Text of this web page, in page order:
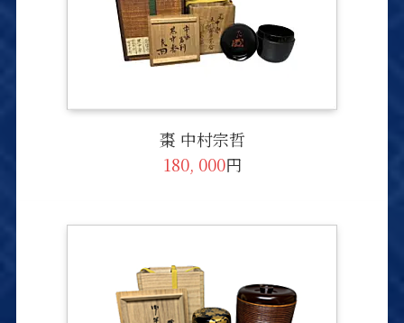
棗 中村宗哲
180, 000円